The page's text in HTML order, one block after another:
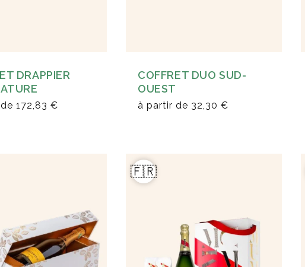
DRAPPIER
172,83 €
COFFRET DUO SUD-
OUEST
à partir de 32,30 €
🇫🇷